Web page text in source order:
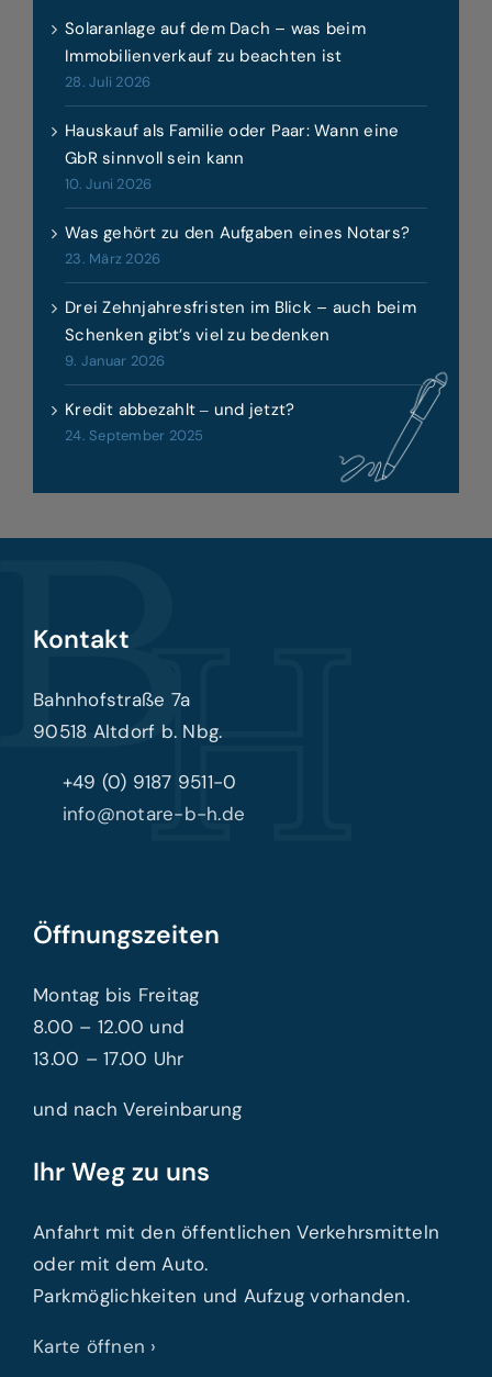
Solaranlage auf dem Dach – was beim
Immobilienverkauf zu beachten ist
28. Juli 2026
Hauskauf als Familie oder Paar: Wann eine
GbR sinnvoll sein kann
10. Juni 2026
Was gehört zu den Aufgaben eines Notars?
23. März 2026
Drei Zehnjahresfristen im Blick – auch beim
Schenken gibt’s viel zu bedenken
9. Januar 2026
Kredit abbezahlt ‒ und jetzt?
24. September 2025
Kontakt
Bahnhofstraße 7a
90518 Altdorf b. Nbg.
+49 (0) 9187 9511-0
info@notare-b-h.de
Öffnungszeiten
Montag bis Freitag
8.00 – 12.00 und
13.00 – 17.00 Uhr
und nach Vereinbarung
Ihr Weg zu uns
Anfahrt mit den öffentlichen Verkehrsmitteln
oder mit dem Auto.
Parkmöglichkeiten und Aufzug vorhanden.
Karte öffnen ›